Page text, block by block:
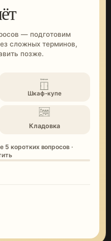
— подготовим
сложных терминов,
позже.
Шкаф-купе
Кладовка